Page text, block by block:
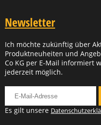
Newsletter
Ich möchte zukünftig über
Produktneuheiten und
Co KG per E-Mail informiert
jederzeit möglich.
Es gilt unsere